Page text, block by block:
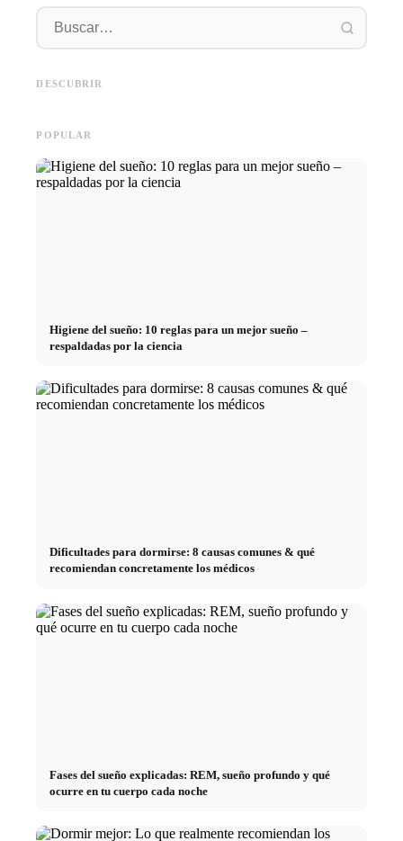
DESCUBRIR
carrera
POPULAR
Higiene del sueño: 10 reglas para un mejor sueño –
respaldadas por la ciencia
Dificultades para dormirse: 8 causas comunes & qué
recomiendan concretamente los médicos
Fases del sueño explicadas: REM, sueño profundo y qué
ocurre en tu cuerpo cada noche